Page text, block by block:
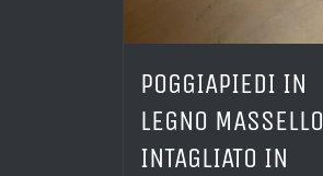
POGGIAPIEDI IN
LEGNO MASSELLO
INTAGLIATO IN